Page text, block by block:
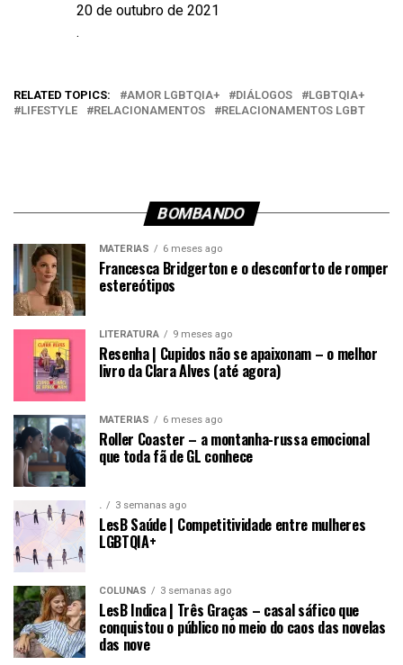
Data
20 de outubro de 2021
Em relação a
.
RELATED TOPICS: AMOR LGBTQIA+ DIÁLOGOS
LGBTQIA+
LIFESTYLE
RELACIONAMENTOS RELACIONAMENTOS LGBT
BOMBANDO
MATÉRIAS 6 meses ago
Francesca Bridgerton e o desconforto de romper
estereótipos
LITERATURA 9 meses ago
Resenha | Cupidos não se apaixonam – o melhor
livro da Clara Alves (até agora)
MATÉRIAS 6 meses ago
Roller Coaster – a montanha-russa emocional
que toda fã de GL conhece
. 3 semanas ago
LesB Saúde | Competitividade entre mulheres
LGBTQIA+
COLUNAS 3 semanas ago
LesB Indica | Três Graças – casal sáfico que
conquistou o público no meio do caos das novelas
das nove